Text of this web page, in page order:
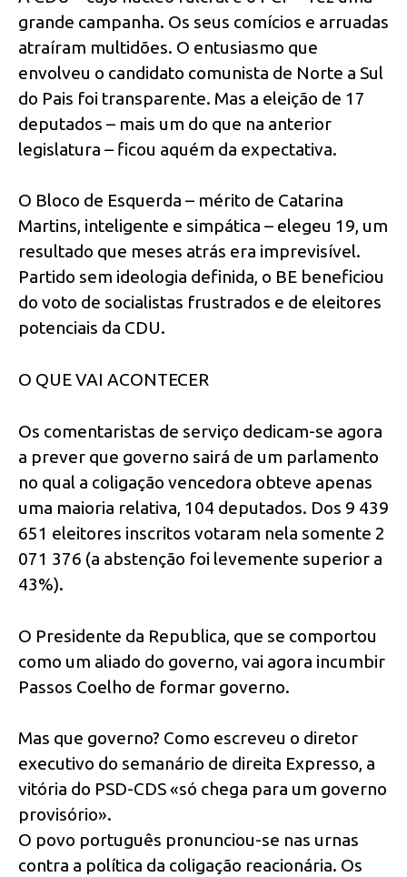
grande campanha. Os seus comícios e arruadas
atraíram multidões. O entusiasmo que
envolveu o candidato comunista de Norte a Sul
do Pais foi transparente. Mas a eleição de 17
deputados – mais um do que na anterior
legislatura – ficou aquém da expectativa.
O Bloco de Esquerda – mérito de Catarina
Martins, inteligente e simpática – elegeu 19, um
resultado que meses atrás era imprevisível.
Partido sem ideologia definida, o BE beneficiou
do voto de socialistas frustrados e de eleitores
potenciais da CDU.
O QUE VAI ACONTECER
Os comentaristas de serviço dedicam-se agora
a prever que governo sairá de um parlamento
no qual a coligação vencedora obteve apenas
uma maioria relativa, 104 deputados. Dos 9 439
651 eleitores inscritos votaram nela somente 2
071 376 (a abstenção foi levemente superior a
43%).
O Presidente da Republica, que se comportou
como um aliado do governo, vai agora incumbir
Passos Coelho de formar governo.
Mas que governo? Como escreveu o diretor
executivo do semanário de direita Expresso, a
vitória do PSD-CDS «só chega para um governo
provisório».
O povo português pronunciou-se nas urnas
contra a política da coligação reacionária. Os